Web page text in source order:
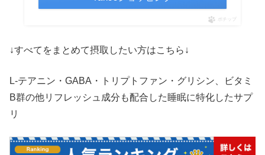
ポチップ
↓すべてをまとめて摂取したい方はこちら↓
L-テアニン・GABA・トリプトファン・グリシン、ビタミ
B群の他リフレッシュ成分も配合した睡眠に特化したサプ
リ